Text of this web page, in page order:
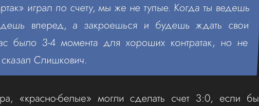
играл по счету, мы же не тупые. Когда ты ведешь
вперед, а закроешься и будешь ждать свои
было 3-4 момента для хороших контратак, но не
Слишкович.
«красно-белые» могли сделать счет 3:0, если бы